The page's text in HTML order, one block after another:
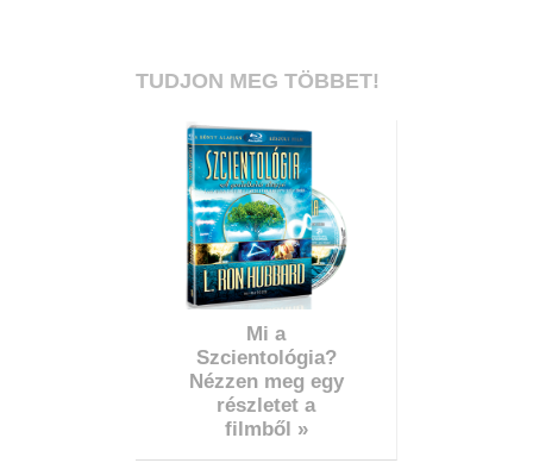
TUDJON MEG TÖBBET!
Mi a
Szcientológia?
Nézzen meg egy
részletet a
filmből »